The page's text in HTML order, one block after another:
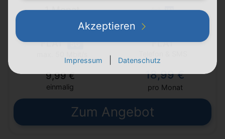
1 Monat
FLAT 5G FLAT
9,99 €
einmalig
18,99 €
pro Monat
Zum Angebot
Akzeptieren
Impressum Datenschutz